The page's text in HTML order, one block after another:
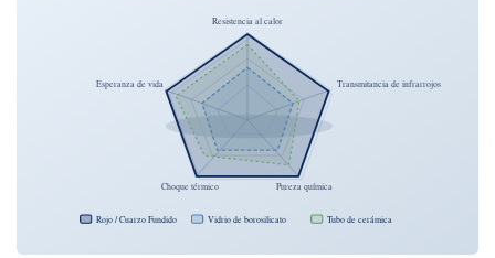
Resistencia al calor
Transmitancia de infrarrojos
Pureza química
Choque térmico
Esperanza de vida
Rojo / Cuarzo Fundido Vidrio de borosilicato Tubo de cerámica